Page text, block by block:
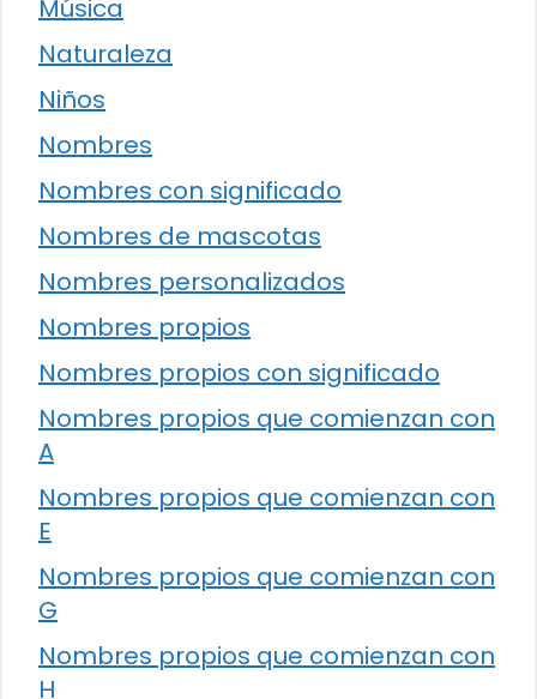
Música
Naturaleza
Niños
Nombres
Nombres con significado
Nombres de mascotas
Nombres personalizados
Nombres propios
Nombres propios con significado
Nombres propios que comienzan con
A
Nombres propios que comienzan con
E
Nombres propios que comienzan con
G
Nombres propios que comienzan con
H